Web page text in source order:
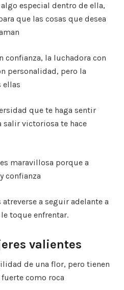
especial dentro de ella,
que las cosas que desea
confianza, la luchadora con
personalidad, pero la
ellas
que te haga sentir
salir victoriosa te hace
maravillosa porque a
confianza
a seguir adelante a
toque enfrentar.
valientes
de una flor, pero tienen
como roca